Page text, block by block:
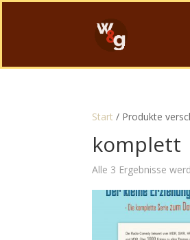
Start / Produkte
komplett
Alle 3 Ergebnisse